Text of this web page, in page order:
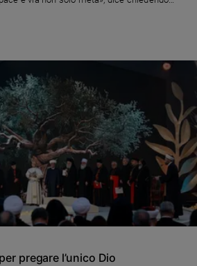
pregare l’unico Dio